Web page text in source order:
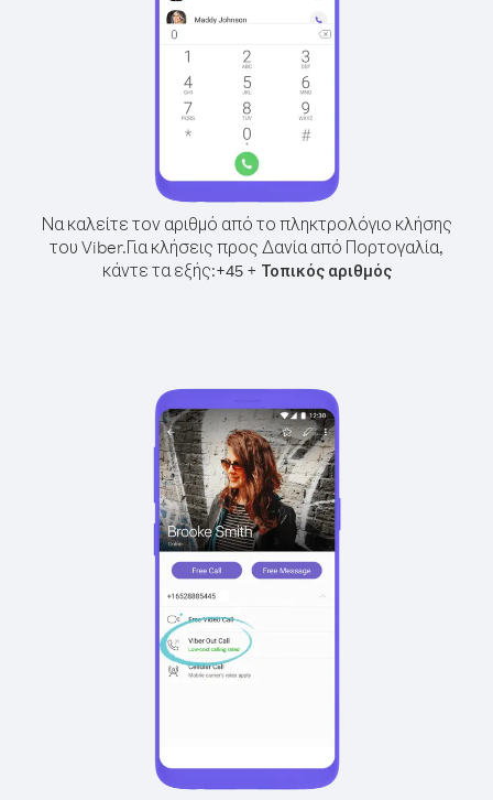
Να καλείτε τον αριθμό από το πληκτρολόγιο κλήσης
του Viber.Για κλήσεις προς Δανία από Πορτογαλία,
κάντε τα εξής:+45+ Τοπικός αριθμός